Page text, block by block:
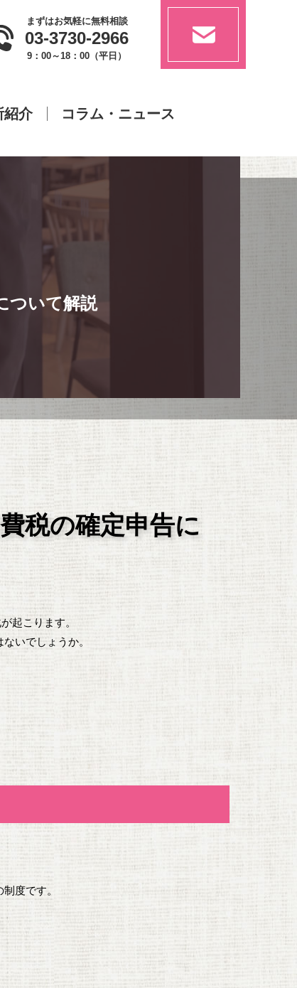
ついて解説
紹介 コラム・ニュース
まずはお気軽に無料相談
03-3730-2966
9：00～18：00（平日）
税の確定申告に
起こります。
いでしょうか。
度です。